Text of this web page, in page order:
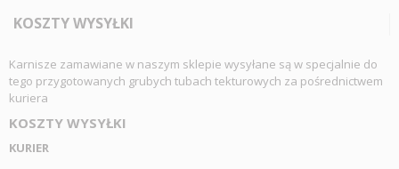
KOSZTY WYSYŁKI
Karnisze zamawiane w naszym sklepie wysyłane są w specjalnie do
tego przygotowanych grubych tubach tekturowych za pośrednictwem
kuriera
KOSZTY WYSYŁKI
KURIER